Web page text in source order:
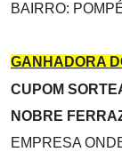
BAIRRO:
GANHADORA
CUPOM
NOBRE
EMPRESA